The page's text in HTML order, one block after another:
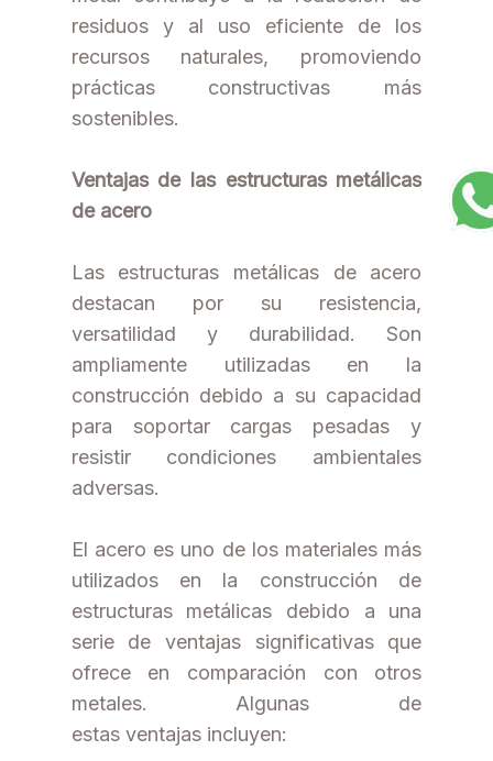
residuos y al uso eficiente de los
recursos naturales, promoviendo
prácticas constructivas más
sostenibles.
Ventajas de las estructuras metálicas
de acero
Las estructuras metálicas de acero
destacan por su resistencia,
versatilidad y durabilidad. Son
ampliamente utilizadas en la
construcción debido a su capacidad
para soportar cargas pesadas y
resistir condiciones ambientales
adversas.
El acero es uno de los materiales más
utilizados en la construcción de
estructuras metálicas debido a una
serie de ventajas significativas que
ofrece en comparación con otros
metales. Algunas de
estas ventajas incluyen: